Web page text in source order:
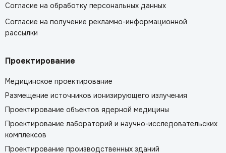
Согласие на обработку персональных данных
Согласие на получение рекламно-информационной
рассылки
Проектирование
Медицинское проектирование
Размещение источников ионизирующего излучения
Проектирование объектов ядерной медицины
Проектирование лабораторий и научно-исследовательских
комплексов
Проектирование производственных зданий